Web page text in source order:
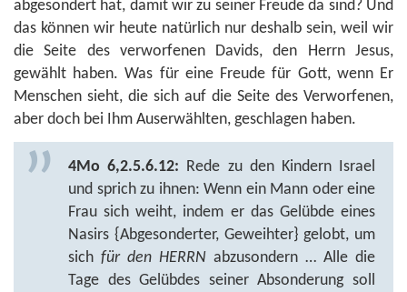
abgesondert hat, damit wir zu seiner Freude da sind? Und
das können wir heute natürlich nur deshalb sein, weil wir
die Seite des verworfenen Davids, den Herrn Jesus,
gewählt haben. Was für eine Freude für Gott, wenn Er
Menschen sieht, die sich auf die Seite des Verworfenen,
aber doch bei Ihm Auserwählten, geschlagen haben.
4Mo 6,2.5.6.12: Rede zu den Kindern Israel
und sprich zu ihnen: Wenn ein Mann oder eine
Frau sich weiht, indem er das Gelübde eines
Nasirs {Abgesonderter, Geweihter} gelobt, um
sich für den HERRN abzusondern … Alle die
Tage des Gelübdes seiner Absonderung soll